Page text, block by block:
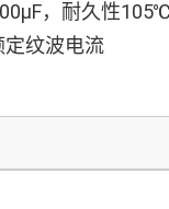
，耐久性
纹波电流